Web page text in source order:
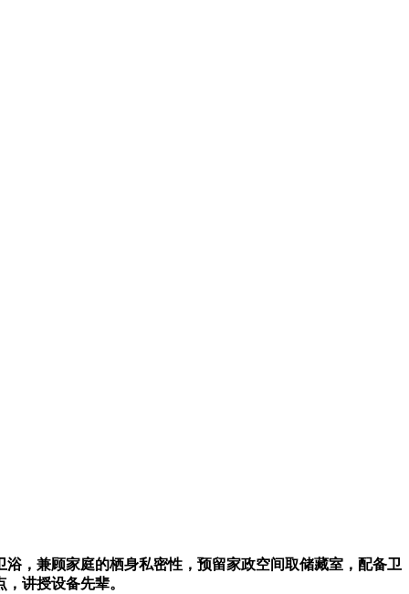
兼顾家庭的栖身私密性，预留家政空间取储藏室，配备卫
讲授设备先辈。